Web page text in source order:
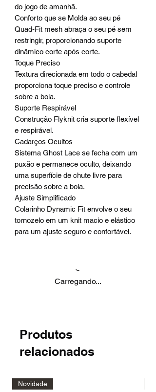
do jogo de amanhã.
Conforto que se Molda ao seu pé
Quad-Fit mesh abraça o seu pé sem
restringir, proporcionando suporte
dinâmico corte após corte.
Toque Preciso
Textura direcionada em todo o cabedal
proporciona toque preciso e controle
sobre a bola.
Suporte Respirável
Construção Flyknit cria suporte flexível
e respirável.
Cadarços Ocultos
Sistema Ghost Lace se fecha com um
puxão e permanece oculto, deixando
uma superfície de chute livre para
precisão sobre a bola.
Ajuste Simplificado
Colarinho Dynamic Fit envolve o seu
tornozelo em um knit macio e elástico
para um ajuste seguro e confortável.
Carregando...
Produtos
relacionados
Novidade